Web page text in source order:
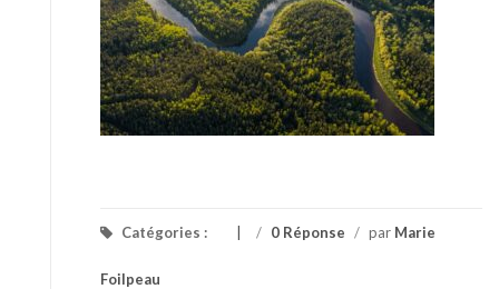
Catégories : / 0 Réponse / par Marie
Foilpeau